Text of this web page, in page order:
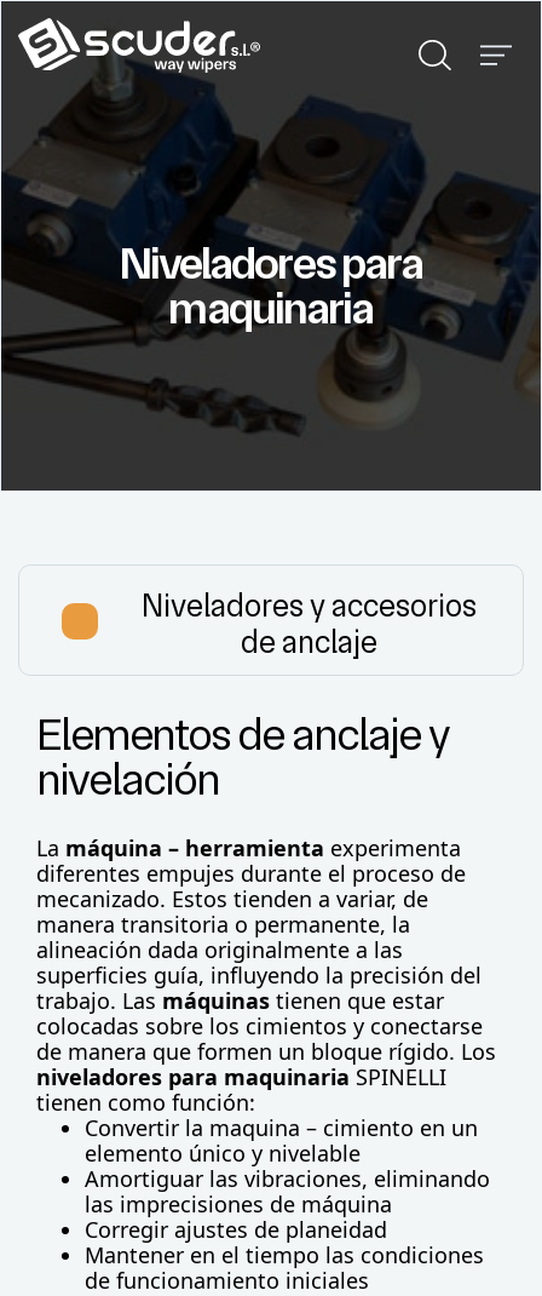
Niveladores para
maquinaria
Niveladores y accesorios
de anclaje
Elementos de anclaje y
nivelación
La máquina – herramienta experimenta
diferentes empujes durante el proceso de
mecanizado. Estos tienden a variar, de
manera transitoria o permanente, la
alineación dada originalmente a las
superficies guía, influyendo la precisión del
trabajo. Las máquinas tienen que estar
colocadas sobre los cimientos y conectarse
de manera que formen un bloque rígido. Los
niveladores para maquinaria SPINELLI
tienen como función:
Convertir la maquina – cimiento en un
elemento único y nivelable
Amortiguar las vibraciones, eliminando
las imprecisiones de máquina
Corregir ajustes de planeidad
Mantener en el tiempo las condiciones
de funcionamiento iniciales